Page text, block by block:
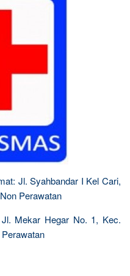
Jl. Syahbandar I Kel Cari,
Perawatan
Mekar Hegar No. 1, Kec.